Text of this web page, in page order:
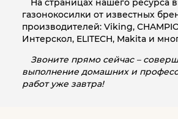
На страницах нашего ресурса
газонокосилки от известных
производителей: Viking,
Интерскол, ELITECH, Makita и
Звоните прямо сейчас –
выполнение домашних и
работ уже завтра!